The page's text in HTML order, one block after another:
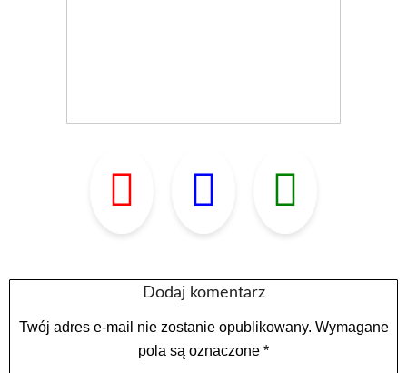
Dodaj komentarz
Twój adres e-mail nie zostanie opublikowany. Wymagane
pola są oznaczone *